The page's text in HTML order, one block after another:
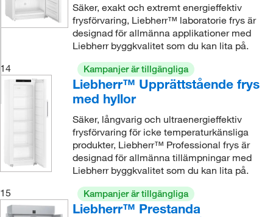
Säker, exakt och extremt energieffektiv
frysförvaring, Liebherr™ laboratorie frys är
designad för allmänna applikationer med
Liebherr byggkvalitet som du kan lita på.
14
Kampanjer är tillgängliga
Liebherr™ Upprättstående frys
med hyllor
Säker, långvarig och ultraenergieffektiv
frysförvaring för icke temperaturkänsliga
produkter, Liebherr™ Professional frys är
designad för allmänna tillämpningar med
Liebherr byggkvalitet som du kan lita på.
15
Kampanjer är tillgängliga
Liebherr™ Prestanda